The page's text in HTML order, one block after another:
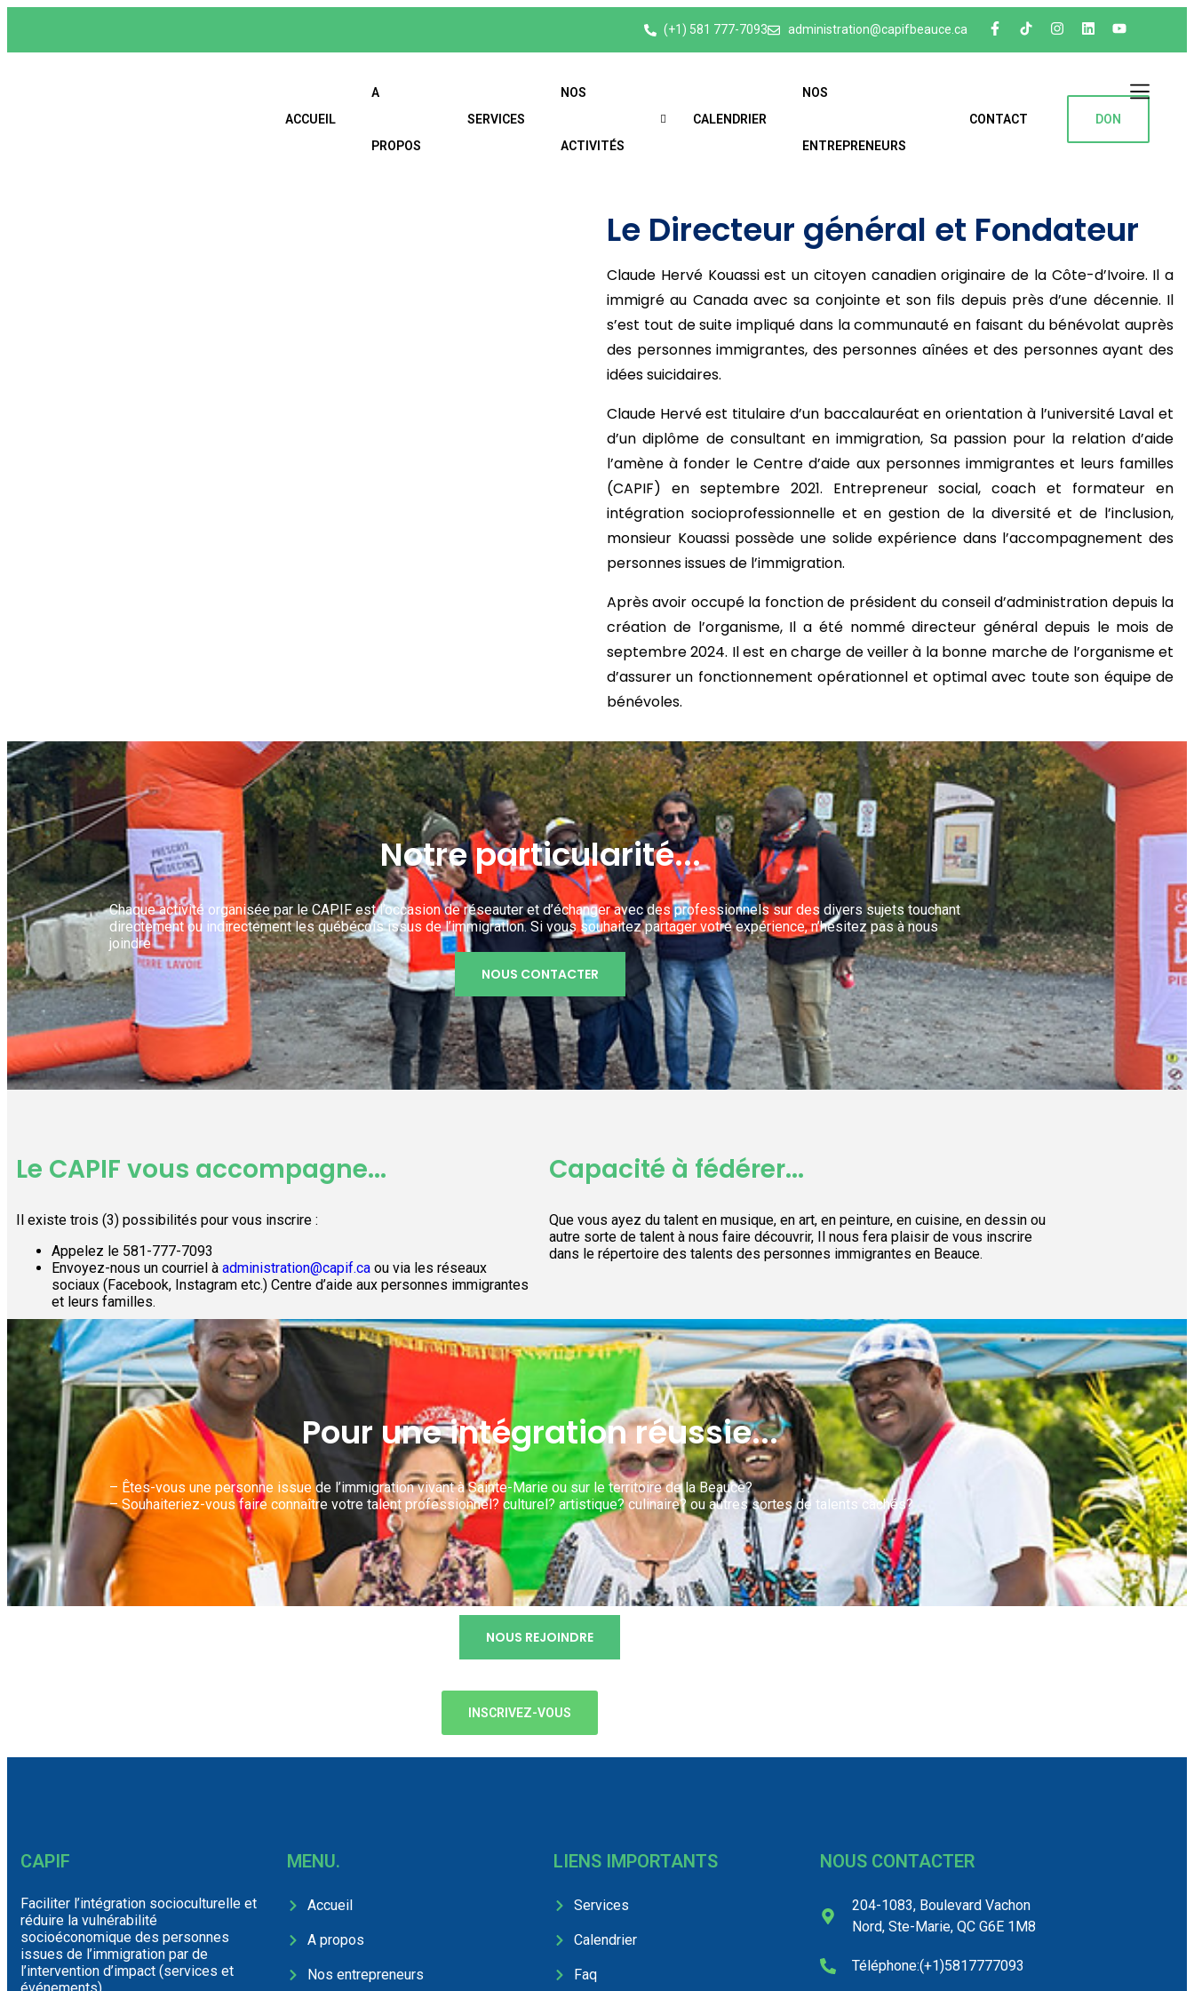
(+1) 581 777-7093 administration@capifbeauce.ca ​
ACCUEIL
A
PROPOS
SERVICES
NOS
ACTIVITÉS
CALENDRIER
NOS
ENTREPRENEURS
CONTACT DON
Le Directeur général et Fondateur
Claude Hervé Kouassi est un citoyen canadien originaire de la Côte-d’Ivoire. Il a
immigré au Canada avec sa conjointe et son fils depuis près d’une décennie. Il
s’est tout de suite impliqué dans la communauté en faisant du bénévolat auprès
des personnes immigrantes, des personnes aînées et des personnes ayant des
idées suicidaires.
Claude Hervé est titulaire d’un baccalauréat en orientation à l’université Laval et
d’un diplôme de consultant en immigration, Sa passion pour la relation d’aide
l’amène à fonder le Centre d’aide aux personnes immigrantes et leurs familles
(CAPIF) en septembre 2021. Entrepreneur social, coach et formateur en
intégration socioprofessionnelle et en gestion de la diversité et de l’inclusion,
monsieur Kouassi possède une solide expérience dans l’accompagnement des
personnes issues de l’immigration.
Après avoir occupé la fonction de président du conseil d’administration depuis la
création de l’organisme, Il a été nommé directeur général depuis le mois de
septembre 2024. Il est en charge de veiller à la bonne marche de l’organisme et
d’assurer un fonctionnement opérationnel et optimal avec toute son équipe de
bénévoles.
Notre particularité...
Chaque activité organisée par le CAPIF est l’occasion de réseauter et d’échanger avec des professionnels sur des divers sujets touchant
directement ou indirectement les québécois issus de l’immigration. Si vous souhaitez partager votre expérience, n’hésitez pas à nous
joindre
NOUS CONTACTER
Le CAPIF vous accompagne...
Il existe trois (3) possibilités pour vous inscrire :
Appelez le 581-777-7093
Envoyez-nous un courriel à administration@capif.ca ou via les réseaux
sociaux (Facebook, Instagram etc.) Centre d’aide aux personnes immigrantes
et leurs familles.
Capacité à fédérer...
Que vous ayez du talent en musique, en art, en peinture, en cuisine, en dessin ou
autre sorte de talent à nous faire découvrir, Il nous fera plaisir de vous inscrire
dans le répertoire des talents des personnes immigrantes en Beauce.
Pour une intégration réussie...
– Êtes-vous une personne issue de l’immigration vivant à Sainte-Marie ou sur le territoire de la Beauce?
– Souhaiteriez-vous faire connaître votre talent professionnel? culturel? artistique? culinaire? ou autres sortes de talents cachés?
NOUS REJOINDRE
INSCRIVEZ-VOUS
CAPIF
Faciliter l’intégration socioculturelle et
réduire la vulnérabilité
socioéconomique des personnes
issues de l’immigration par de
l’intervention d’impact (services et
MENU.
Accueil
A propos
Nos entrepreneurs
LIENS IMPORTANTS
Services
Calendrier
Faq
NOUS CONTACTER
204-1083, Boulevard Vachon
Nord, Ste-Marie, QC G6E 1M8
Téléphone:(+1)5817777093